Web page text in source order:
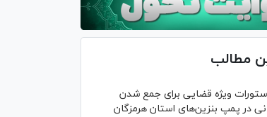
مطالب
ویژه قضایی برای جمع شدن
در پمپ بنزین‌های استان هرمزگان